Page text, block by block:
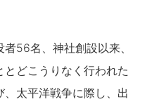
56名、神社創設以来、
どこうりなく行われた
太平洋戦争に際し、出